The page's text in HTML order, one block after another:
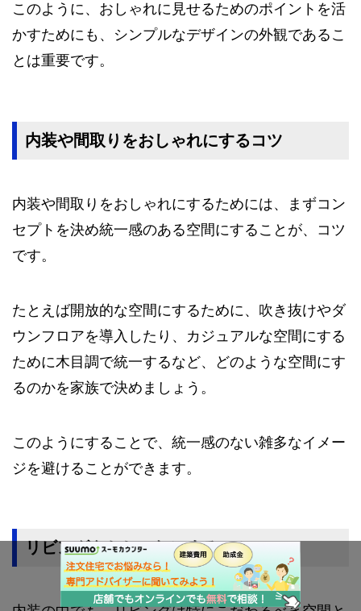
このように、おしゃれに見せるためのポイントを活
かすためにも、シンプルなデザインの外観であるこ
とは重要です。
内装や間取りをおしゃれにするコツ
内装や間取りをおしゃれにするためには、まずコン
セプトを決め統一感のある空間にすることが、コツ
です。
たとえば開放的な空間にするために、吹き抜けやダ
ウンフロアを導入したり、カジュアルな空間にする
ために木目調で統一するなど、どのような空間にす
るのかを家族で決めましょう。
このようにすることで、統一感のない雑多なイメー
ジを避けることができます。
リビングをおしゃれにするコツ